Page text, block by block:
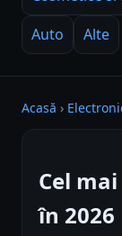
Auto
Alte
Acasă ›
Cel
în 2026